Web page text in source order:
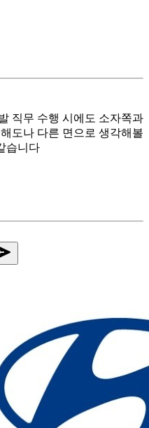
직무 수행 시에도 소자쪽과
도나 다른 면으로 생각해볼
습니다